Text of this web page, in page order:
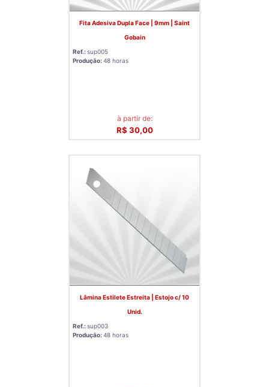
Fita Adesiva Dupla Face | 9mm | Saint
Gobain
Ref.:sup005
Produção:48 horas
à partir de:
R$ 30,00
Lâmina Estilete Estreita | Estojo c/ 10
Unid.
Ref.:sup003
Produção:48 horas